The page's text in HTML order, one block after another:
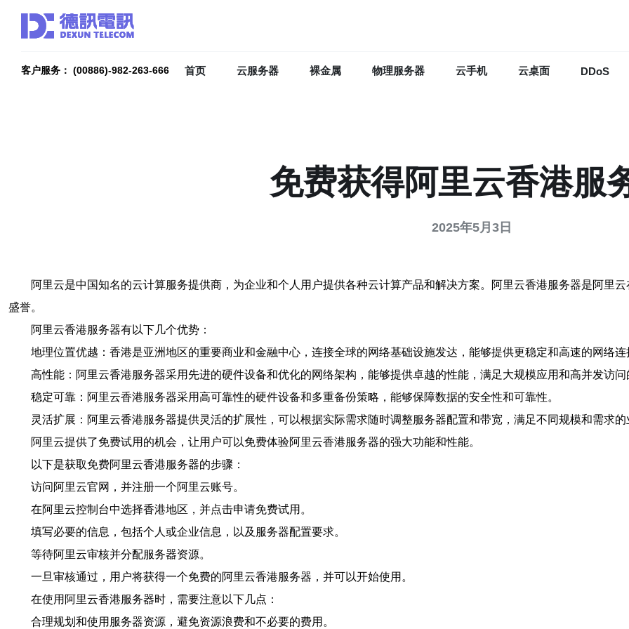
客户服务： (00886)-982-263-666 首页 云服务器 裸金属 物理服务器 云手机 云桌面 DDoS
免费获得阿里云香港服
2025年5月3日
阿里云是中国知名的云计算服务提供商，为企业和个人用户提供各种云计算产品和解决方案。阿里云香港服务器是阿里
盛誉。
阿里云香港服务器有以下几个优势：
地理位置优越：香港是亚洲地区的重要商业和金融中心，连接全球的网络基础设施发达，能够提供更稳定和高速的网络连
高性能：阿里云香港服务器采用先进的硬件设备和优化的网络架构，能够提供卓越的性能，满足大规模应用和高并发访问
稳定可靠：阿里云香港服务器采用高可靠性的硬件设备和多重备份策略，能够保障数据的安全性和可靠性。
灵活扩展：阿里云香港服务器提供灵活的扩展性，可以根据实际需求随时调整服务器配置和带宽，满足不同规模和需求的
阿里云提供了免费试用的机会，让用户可以免费体验阿里云香港服务器的强大功能和性能。
以下是获取免费阿里云香港服务器的步骤：
访问阿里云官网，并注册一个阿里云账号。
在阿里云控制台中选择香港地区，并点击申请免费试用。
填写必要的信息，包括个人或企业信息，以及服务器配置要求。
等待阿里云审核并分配服务器资源。
一旦审核通过，用户将获得一个免费的阿里云香港服务器，并可以开始使用。
在使用阿里云香港服务器时，需要注意以下几点：
合理规划和使用服务器资源，避免资源浪费和不必要的费用。